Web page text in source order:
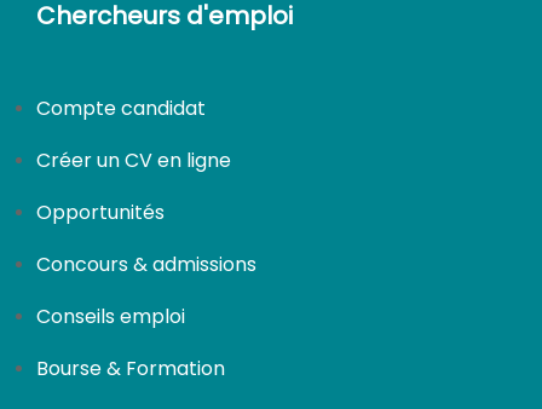
Chercheurs d'emploi
Compte candidat
Créer un CV en ligne
Opportunités
Concours & admissions
Conseils emploi
Bourse & Formation